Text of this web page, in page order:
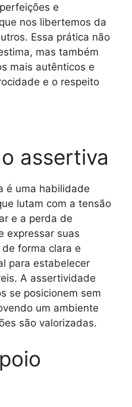
e
nos libertemos da
Essa prática não
mas também
mais autênticos e
e o respeito
assertiva
é uma habilidade
lutam com a tensão
e a perda de
expressar suas
forma clara e
para estabelecer
A assertividade
se posicionem sem
um ambiente
são valorizadas.